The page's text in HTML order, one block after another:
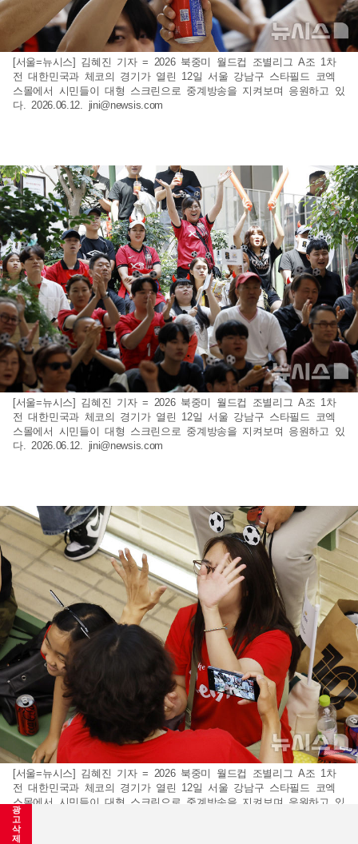
[서울=뉴시스] 김혜진 기자 = 2026 북중미 월드컵 조별리그 A조 1차
전 대한민국과 체코의 경기가 열린 12일 서울 강남구 스타필드 코엑
스몰에서 시민들이 대형 스크린으로 중계방송을 지켜보며 응원하고 있
다. 2026.06.12. jini@newsis.com
[서울=뉴시스] 김혜진 기자 = 2026 북중미 월드컵 조별리그 A조 1차
전 대한민국과 체코의 경기가 열린 12일 서울 강남구 스타필드 코엑
스몰에서 시민들이 대형 스크린으로 중계방송을 지켜보며 응원하고 있
다. 2026.06.12. jini@newsis.com
[서울=뉴시스] 김혜진 기자 = 2026 북중미 월드컵 조별리그 A조 1차
전 대한민국과 체코의 경기가 열린 12일 서울 강남구 스타필드 코엑
스몰에서 시민들이 대형 스크린으로 중계방송을 지켜보며 응원하고 있
다. 2026.06.12.
광
고
삭
제